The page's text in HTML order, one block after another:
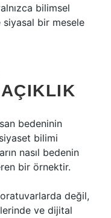
bilimsel
siyasal bir mesele
bedeninin
bilimi
nasıl bedenin
bir örnektir.
değil,
ve dijital